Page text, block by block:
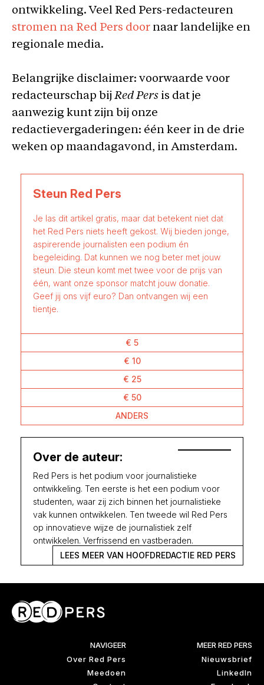
ontwikkeling. Veel Red Pers-redacteuren
stromen na Red Pers door naar landelijke en
regionale media.
Belangrijke disclaimer: voorwaarde voor
redacteurschap bijRed Pers is dat je
aanwezig kunt zijn bij onze
redactievergaderingen: één keer in de drie
weken op maandagavond, in Amsterdam.
Steun Red Pers
Je las dit artikel gratis, maar dat betekent niet dat
het Red Pers niets heeft gekost. Wij bieden jonge,
aspirerende journalisten een podium én
begeleiding. Dat kunnen we nog beter met jouw
steun. Die steun komt met twee voor de prijs van
één, want onze sponsor matcht jouw donatie.
Geef jij ons vijf euro? Dan ontvangen wij een
tientje.
€ 5
€ 10
€ 25
€ 50
ANDERS
Over de auteur:
Red Pers is het podium voor journalistieke
ontwikkeling. Ten eerste is het een podium voor
studenten, waar zij zich binnen het journalistieke
vak kunnen ontwikkelen. Ten tweede wil Red Pers
op innovatieve wijze de journalistiek zelf
ontwikkelen. Verfrissend en vastberaden.
LEES MEER VAN HOOFDREDACTIE RED PERS
NAVIGEER
Over Red Pers
Meedoen
MEER RED PERS
Nieuwsbrief
LinkedIn